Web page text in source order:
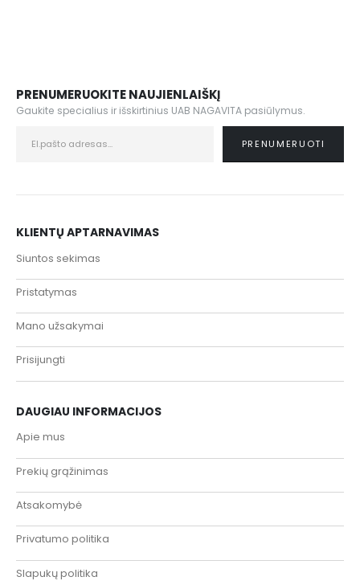
PRENUMERUOKITE NAUJIENLAIŠKĮ
Gaukite specialius ir išskirtinius UAB NAGAVITA pasiūlymus.
KLIENTŲ APTARNAVIMAS
Siuntos sekimas
Pristatymas
Mano užsakymai
Prisijungti
DAUGIAU INFORMACIJOS
Apie mus
Prekių grąžinimas
Atsakomybė
Privatumo politika
Slapukų politika